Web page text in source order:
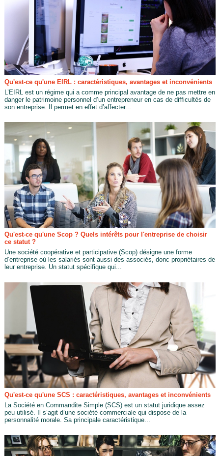
Qu'est-ce qu'une EIRL : caractéristiques, avantages et inconvénients
L’EIRL est un régime qui a comme principal avantage de ne pas mettre en
danger le patrimoine personnel d’un entrepreneur en cas de difficultés de
son entreprise. Il permet en effet d’affecter...
Qu'est-ce qu'une Scop ? Quels intérêts pour l'entreprise de choisir
ce statut ?
Une société coopérative et participative (Scop) désigne une forme
d’entreprise où les salariés sont aussi des associés, donc propriétaires de
leur entreprise. Un statut spécifique qui...
Qu'est-ce qu'une SCS : caractéristiques, avantages et inconvénients
La Société en Commandite Simple (SCS) est un statut juridique assez
peu utilisé. Il s’agit d’une société commerciale qui dispose de la
personnalité morale. Sa principale caractéristique...